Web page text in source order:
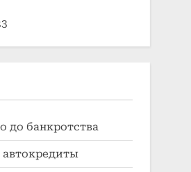
до банкротства